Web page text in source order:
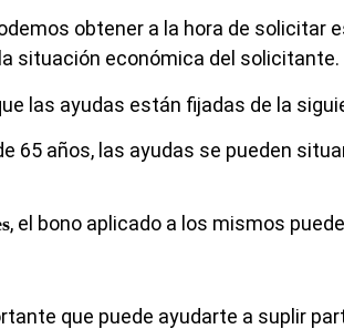
obtener a la hora de solicitar
situación económica del solicitante.
las ayudas están fijadas de la
65 años, las ayudas se pueden
, el bono aplicado a los mismos
que puede ayudarte a suplir